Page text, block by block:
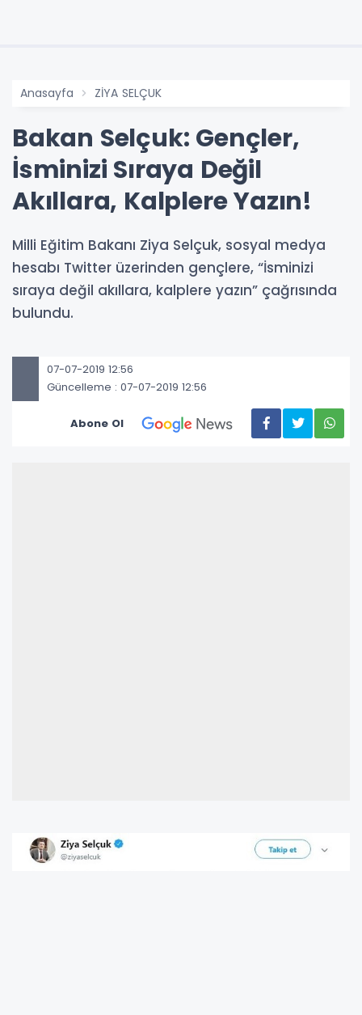
Anasayfa ZİYA SELÇUK
Bakan Selçuk: Gençler,
İsminizi Sıraya Değil
Akıllara, Kalplere Yazın!
Milli Eğitim Bakanı Ziya Selçuk, sosyal medya
hesabı Twitter üzerinden gençlere, “İsminizi
sıraya değil akıllara, kalplere yazın” çağrısında
bulundu.
07-07-2019 12:56
Güncelleme : 07-07-2019 12:56
Abone Ol